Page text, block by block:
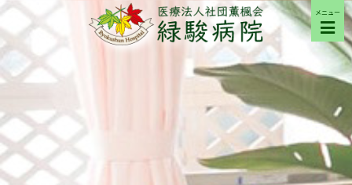
メニュー
ご来院の方へ
病院について
部門紹介